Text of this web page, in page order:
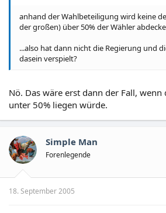
anhand der Wahlbeteiligung wird keine
der großen) über 50% der Wähler
...also hat dann nicht die Regierung und
dasein verspielt?
Nö. Das wäre erst dann der Fall,
unter 50% liegen würde.
Simple Man
Forenlegende
18. September 2005